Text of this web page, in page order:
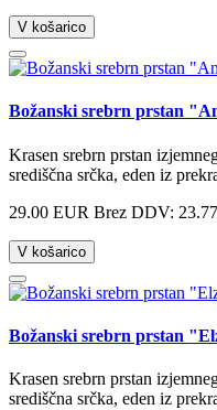
V košarico
Božanski srebrn prstan
Krasen srebrn prstan
središčna srčka, eden iz
29.00 EUR Brez DDV:
V košarico
Božanski srebrn prstan
Krasen srebrn prstan
središčna srčka, eden iz